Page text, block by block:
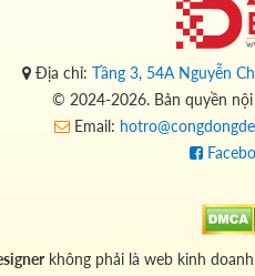
Địa chỉ: Tầng 3, 54A Nguyễn
© 2024-2026. Bản quyền nội
Email:
không phải là web kinh